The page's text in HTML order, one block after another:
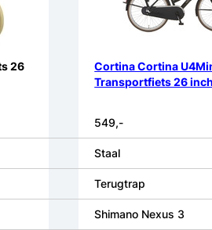
26
Cortina Cortina
Transportfiets 26
549,-
Staal
Terugtrap
Shimano Nexus 3